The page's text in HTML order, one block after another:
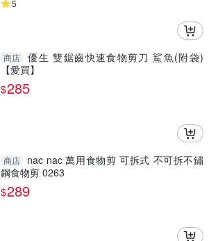
5
商店
優生 雙鋸齒快速食物剪刀 鯊魚(附袋)
【愛買】
$285
商店
nac nac 萬用食物剪 可拆式 不可拆不鏽
鋼食物剪 0263
$289